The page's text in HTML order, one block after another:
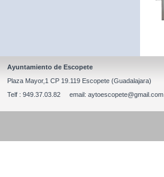
Ayuntamiento de Escopete
Plaza Mayor,1 CP 19.119 Escopete (Guadalajara)
Telf : 949.37.03.82 email: aytoescopete@gmail.com